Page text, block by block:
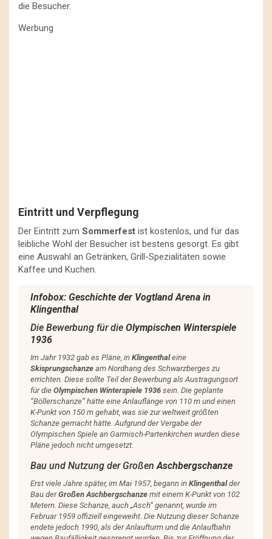
die Besucher.
Werbung
Eintritt und Verpflegung
Der Eintritt zum Sommerfest ist kostenlos, und für das
leibliche Wohl der Besucher ist bestens gesorgt. Es gibt
eine Auswahl an Getränken, Grill-Spezialitäten sowie
Kaffee und Kuchen.
Infobox: Geschichte der Vogtland Arena in
Klingenthal
Die Bewerbung für die Olympischen Winterspiele
1936
Im Jahr 1932 gab es Pläne, in Klingenthaleine
Skisprungschanze am Nordhang des Schwarzberges zu
errichten. Diese sollte Teil der Bewerbung als Austragungsort
für die Olympischen Winterspiele 1936 sein. Die geplante
“Böllerschanze” hätte eine Anlauflänge von 110 m und einen
K-Punkt von 150 m gehabt, was sie zur weltweit größten
Schanze gemacht hätte. Aufgrund der Vergabe der
Olympischen Spiele an Garmisch-Partenkirchen wurden diese
Pläne jedoch nicht umgesetzt.
Bau und Nutzung der GroßenAschbergschanze
Erst viele Jahre später, im Mai 1957, begann in Klingenthalder
Bau derGroßen Aschbergschanze mit einem K-Punkt von 102
Metern. Diese Schanze, auch „Asch“ genannt, wurde im
Februar 1959 offiziell eingeweiht. Die Nutzung dieser Schanze
endete jedoch 1990, als der Anlaufturm und die Anlaufbahn